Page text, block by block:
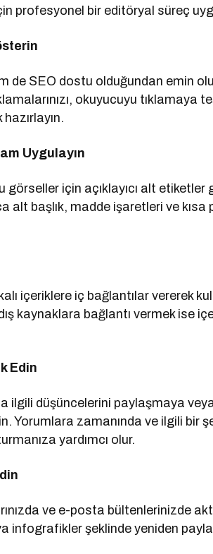
profesyonel bir editöryal süreç
de SEO dostu olduğundan emin
okuyucuyu tıklamaya
Uygulayın
için açıklayıcı alt etiketler
alt başlık, madde işaretleri ve
içeriklere iç bağlantılar vererek
kaynaklara bağlantı vermek ise
Edin
ilgili düşüncelerini paylaşmaya
Yorumlara zamanında ve ilgili bir
yardımcı olur.
ve e-posta bültenlerinizde
infografikler şeklinde yeniden